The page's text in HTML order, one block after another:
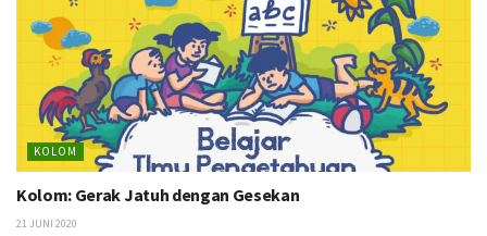
KOLOM
Kolom: Gerak Jatuh dengan Gesekan
21 JUNI 2020